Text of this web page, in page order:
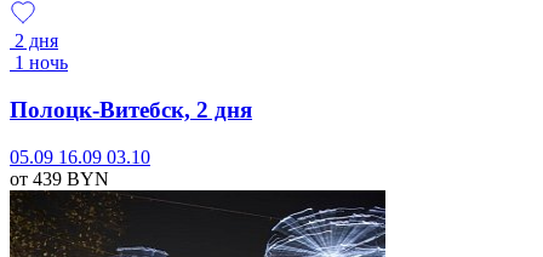
2 дня
1 ночь
Полоцк-Витебск, 2 дня
05.09 16.09 03.10
от 439 BYN